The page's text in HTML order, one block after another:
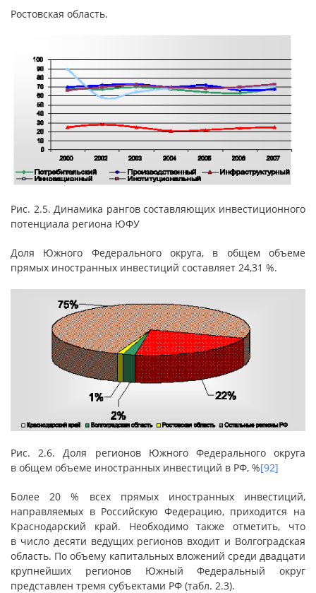
Ростовская область.
Рис. 2.5. Динамика рангов составляющих инвестиционного
потенциала региона ЮФУ
Доля Южного Федерального округа, в общем объеме
прямых иностранных инвестиций составляет 24,31 %.
Рис. 2.6. Доля регионов Южного Федерального округа
в общем объеме иностранных инвестиций в РФ, %[92]
Более 20 % всех прямых иностранных инвестиций,
направляемых в Российскую Федерацию, приходится на
Краснодарский край. Необходимо также отметить, что
в число десяти ведущих регионов входит и Волгоградская
область. По объему капитальных вложений среди двадцати
крупнейших регионов Южный Федеральный округ
представлен тремя субъектами РФ (табл. 2.3).